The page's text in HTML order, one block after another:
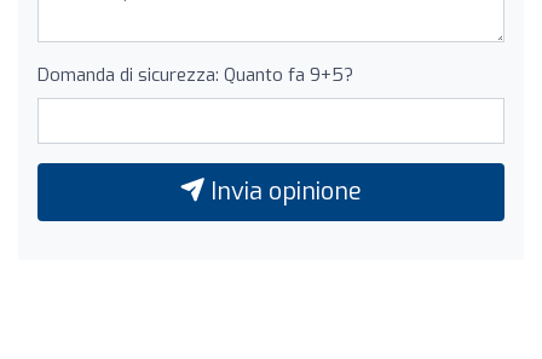
Domanda di sicurezza: Quanto fa 9+5?
Invia opinione